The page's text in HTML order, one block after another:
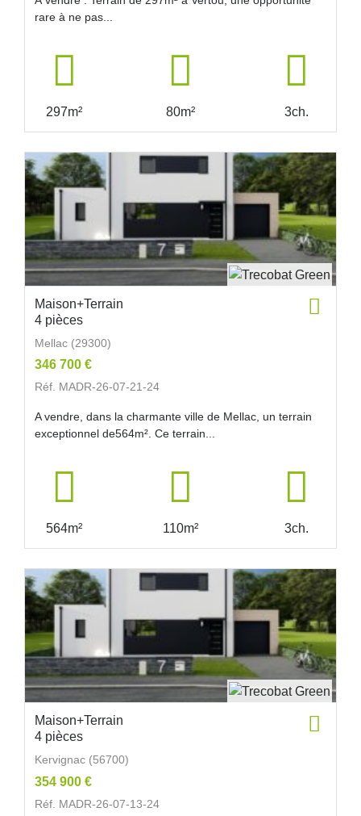
rare à ne pas...
297m² 80m² 3ch.
Maison+Terrain
4 pièces
Mellac (29300)
346 700 €
Réf. MADR-26-07-21-24
A vendre, dans la charmante ville de Mellac, un terrain
exceptionnel de564m². Ce terrain...
564m² 110m² 3ch.
Maison+Terrain
4 pièces
Kervignac (56700)
354 900 €
Réf. MADR-26-07-13-24